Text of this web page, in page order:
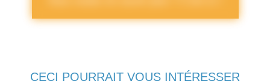
CECI POURRAIT VOUS INTÉRESSER